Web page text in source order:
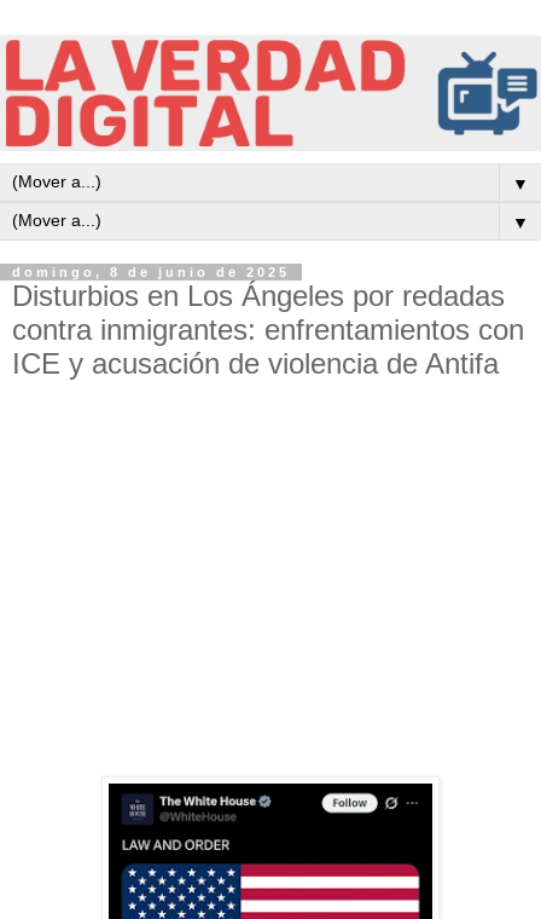
▼
▼
domingo, 8 de junio de 2025
Disturbios en Los Ángeles por redadas
contra inmigrantes: enfrentamientos con
ICE y acusación de violencia de Antifa